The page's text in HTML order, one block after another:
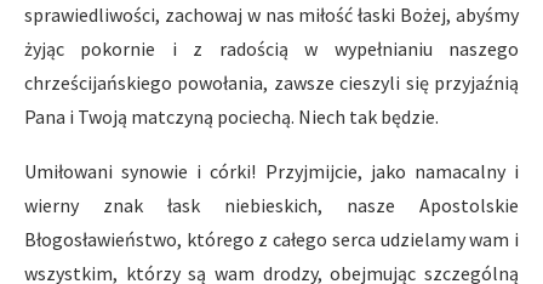
sprawiedliwości, zachowaj w nas miłość łaski Bożej, abyśmy
żyjąc pokornie i z radością w wypełnianiu naszego
chrześcijańskiego powołania, zawsze cieszyli się przyjaźnią
Pana i Twoją matczyną pociechą. Niech tak będzie.
Umiłowani synowie i córki! Przyjmijcie, jako namacalny i
wierny znak łask niebieskich, nasze Apostolskie
Błogosławieństwo, którego z całego serca udzielamy wam i
wszystkim, którzy są wam drodzy, obejmując szczególną